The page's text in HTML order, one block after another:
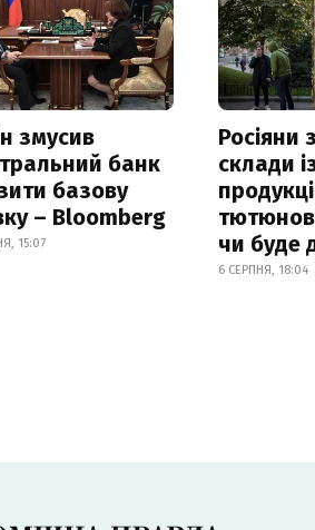
змусив
банк
базову
– Bloomberg
15:07
Росіяни
склади
чи буде
6 СЕРПНЯ, 18:04